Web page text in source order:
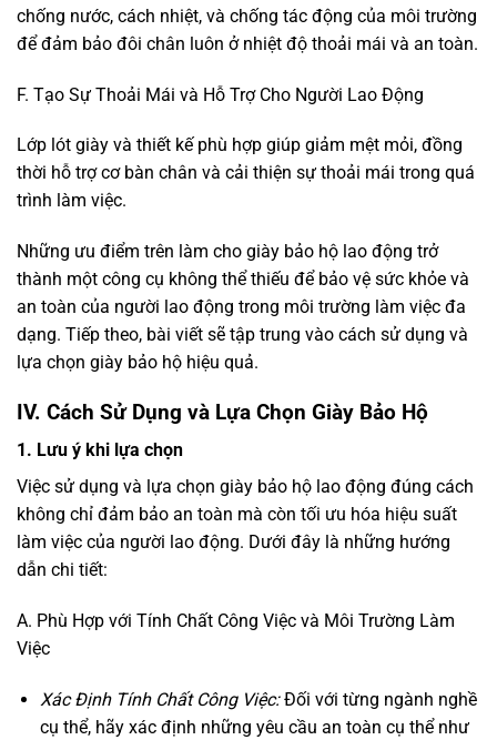
chống nước, cách nhiệt, và chống tác động của môi trường
để đảm bảo đôi chân luôn ở nhiệt độ thoải mái và an toàn.
F. Tạo Sự Thoải Mái và Hỗ Trợ Cho Người Lao Động
Lớp lót giày và thiết kế phù hợp giúp giảm mệt mỏi, đồng
thời hỗ trợ cơ bàn chân và cải thiện sự thoải mái trong quá
trình làm việc.
Những ưu điểm trên làm cho giày bảo hộ lao động trở
thành một công cụ không thể thiếu để bảo vệ sức khỏe và
an toàn của người lao động trong môi trường làm việc đa
dạng. Tiếp theo, bài viết sẽ tập trung vào cách sử dụng và
lựa chọn giày bảo hộ hiệu quả.
IV. Cách Sử Dụng và Lựa Chọn Giày Bảo Hộ
1. Lưu ý khi lựa chọn
Việc sử dụng và lựa chọn giày bảo hộ lao động đúng cách
không chỉ đảm bảo an toàn mà còn tối ưu hóa hiệu suất
làm việc của người lao động. Dưới đây là những hướng
dẫn chi tiết:
A. Phù Hợp với Tính Chất Công Việc và Môi Trường Làm
Việc
Xác Định Tính Chất Công Việc:Đối với từng ngành nghề
cụ thể, hãy xác định những yêu cầu an toàn cụ thể như